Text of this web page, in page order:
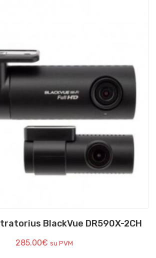
BlackVue DR590X-2CH
285.00€ su PVM